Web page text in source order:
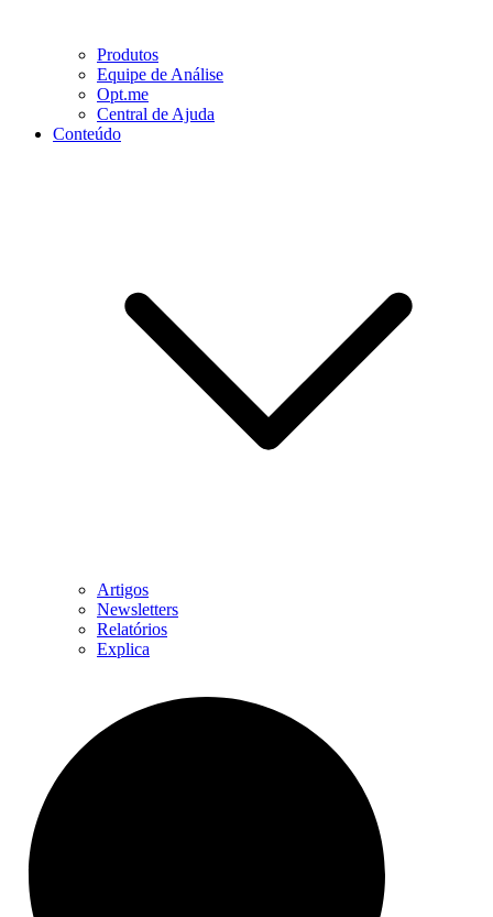
Produtos
Equipe de Análise
Opt.me
Central de Ajuda
Conteúdo
Artigos
Newsletters
Relatórios
Explica